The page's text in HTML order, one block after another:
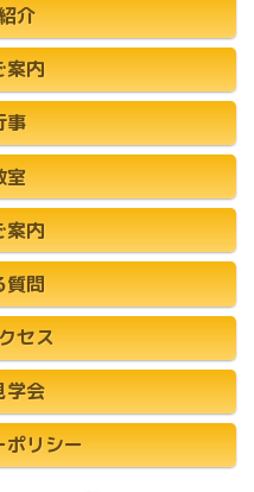
介
案内
事
室
案内
質問
セス
学会
ポリシー